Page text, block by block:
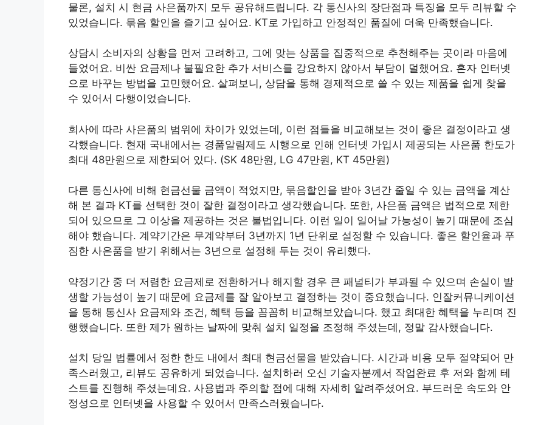
물론, 설치 시 현금 사은품까지 모두 공유해드립니다. 각 통신사의 장단점과 특징을 모두 리뷰할 수
있었습니다. 묶음 할인을 즐기고 싶어요. KT로 가입하고 안정적인 품질에 더욱 만족했습니다.
상담시 소비자의 상황을 먼저 고려하고, 그에 맞는 상품을 집중적으로 추천해주는 곳이라 마음에
들었어요. 비싼 요금제나 불필요한 추가 서비스를 강요하지 않아서 부담이 덜했어요. 혼자 인터넷
으로 바꾸는 방법을 고민했어요. 살펴보니, 상담을 통해 경제적으로 쓸 수 있는 제품을 쉽게 찾을
수 있어서 다행이었습니다.
회사에 따라 사은품의 범위에 차이가 있었는데, 이런 점들을 비교해보는 것이 좋은 결정이라고 생
각했습니다. 현재 국내에서는 경품알림제도 시행으로 인해 인터넷 가입시 제공되는 사은품 한도가
최대 48만원으로 제한되어 있다. (SK 48만원, LG 47만원, KT 45만원)
다른 통신사에 비해 현금선물 금액이 적었지만, 묶음할인을 받아 3년간 줄일 수 있는 금액을 계산
해 본 결과 KT를 선택한 것이 잘한 결정이라고 생각했습니다. 또한, 사은품 금액은 법적으로 제한
되어 있으므로 그 이상을 제공하는 것은 불법입니다. 이런 일이 일어날 가능성이 높기 때문에 조심
해야 했습니다. 계약기간은 무계약부터 3년까지 1년 단위로 설정할 수 있습니다. 좋은 할인율과 푸
짐한 사은품을 받기 위해서는 3년으로 설정해 두는 것이 유리했다.
약정기간 중 더 저렴한 요금제로 전환하거나 해지할 경우 큰 패널티가 부과될 수 있으며 손실이 발
생할 가능성이 높기 때문에 요금제를 잘 알아보고 결정하는 것이 중요했습니다. 인잘커뮤니케이션
을 통해 통신사 요금제와 조건, 혜택 등을 꼼꼼히 비교해보았습니다. 했고 최대한 혜택을 누리며 진
행했습니다. 또한 제가 원하는 날짜에 맞춰 설치 일정을 조정해 주셨는데, 정말 감사했습니다.
설치 당일 법률에서 정한 한도 내에서 최대 현금선물을 받았습니다. 시간과 비용 모두 절약되어 만
족스러웠고, 리뷰도 공유하게 되었습니다. 설치하러 오신 기술자분께서 작업완료 후 저와 함께 테
스트를 진행해 주셨는데요. 사용법과 주의할 점에 대해 자세히 알려주셨어요. 부드러운 속도와 안
정성으로 인터넷을 사용할 수 있어서 만족스러웠습니다.